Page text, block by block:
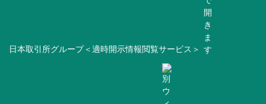
日本取引所グループ＜適時開示情報閲覧サービス＞